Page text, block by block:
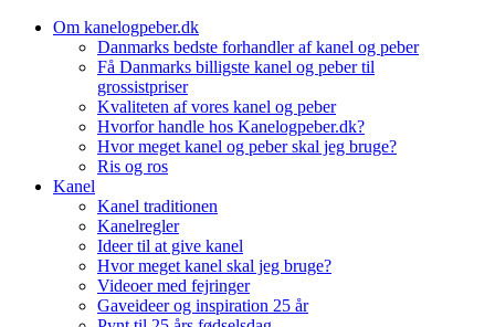
Skip
Om kanelogpeber.dk
Danmarks bedste forhandler af kanel og peber
Få Danmarks billigste kanel og peber til
grossistpriser
Kvaliteten af vores kanel og peber
Hvorfor handle hos Kanelogpeber.dk?
Hvor meget kanel og peber skal jeg bruge?
Ris og ros
Kanel
Kanel traditionen
Kanelregler
Ideer til at give kanel
Hvor meget kanel skal jeg bruge?
Videoer med fejringer
Gaveideer og inspiration 25 år